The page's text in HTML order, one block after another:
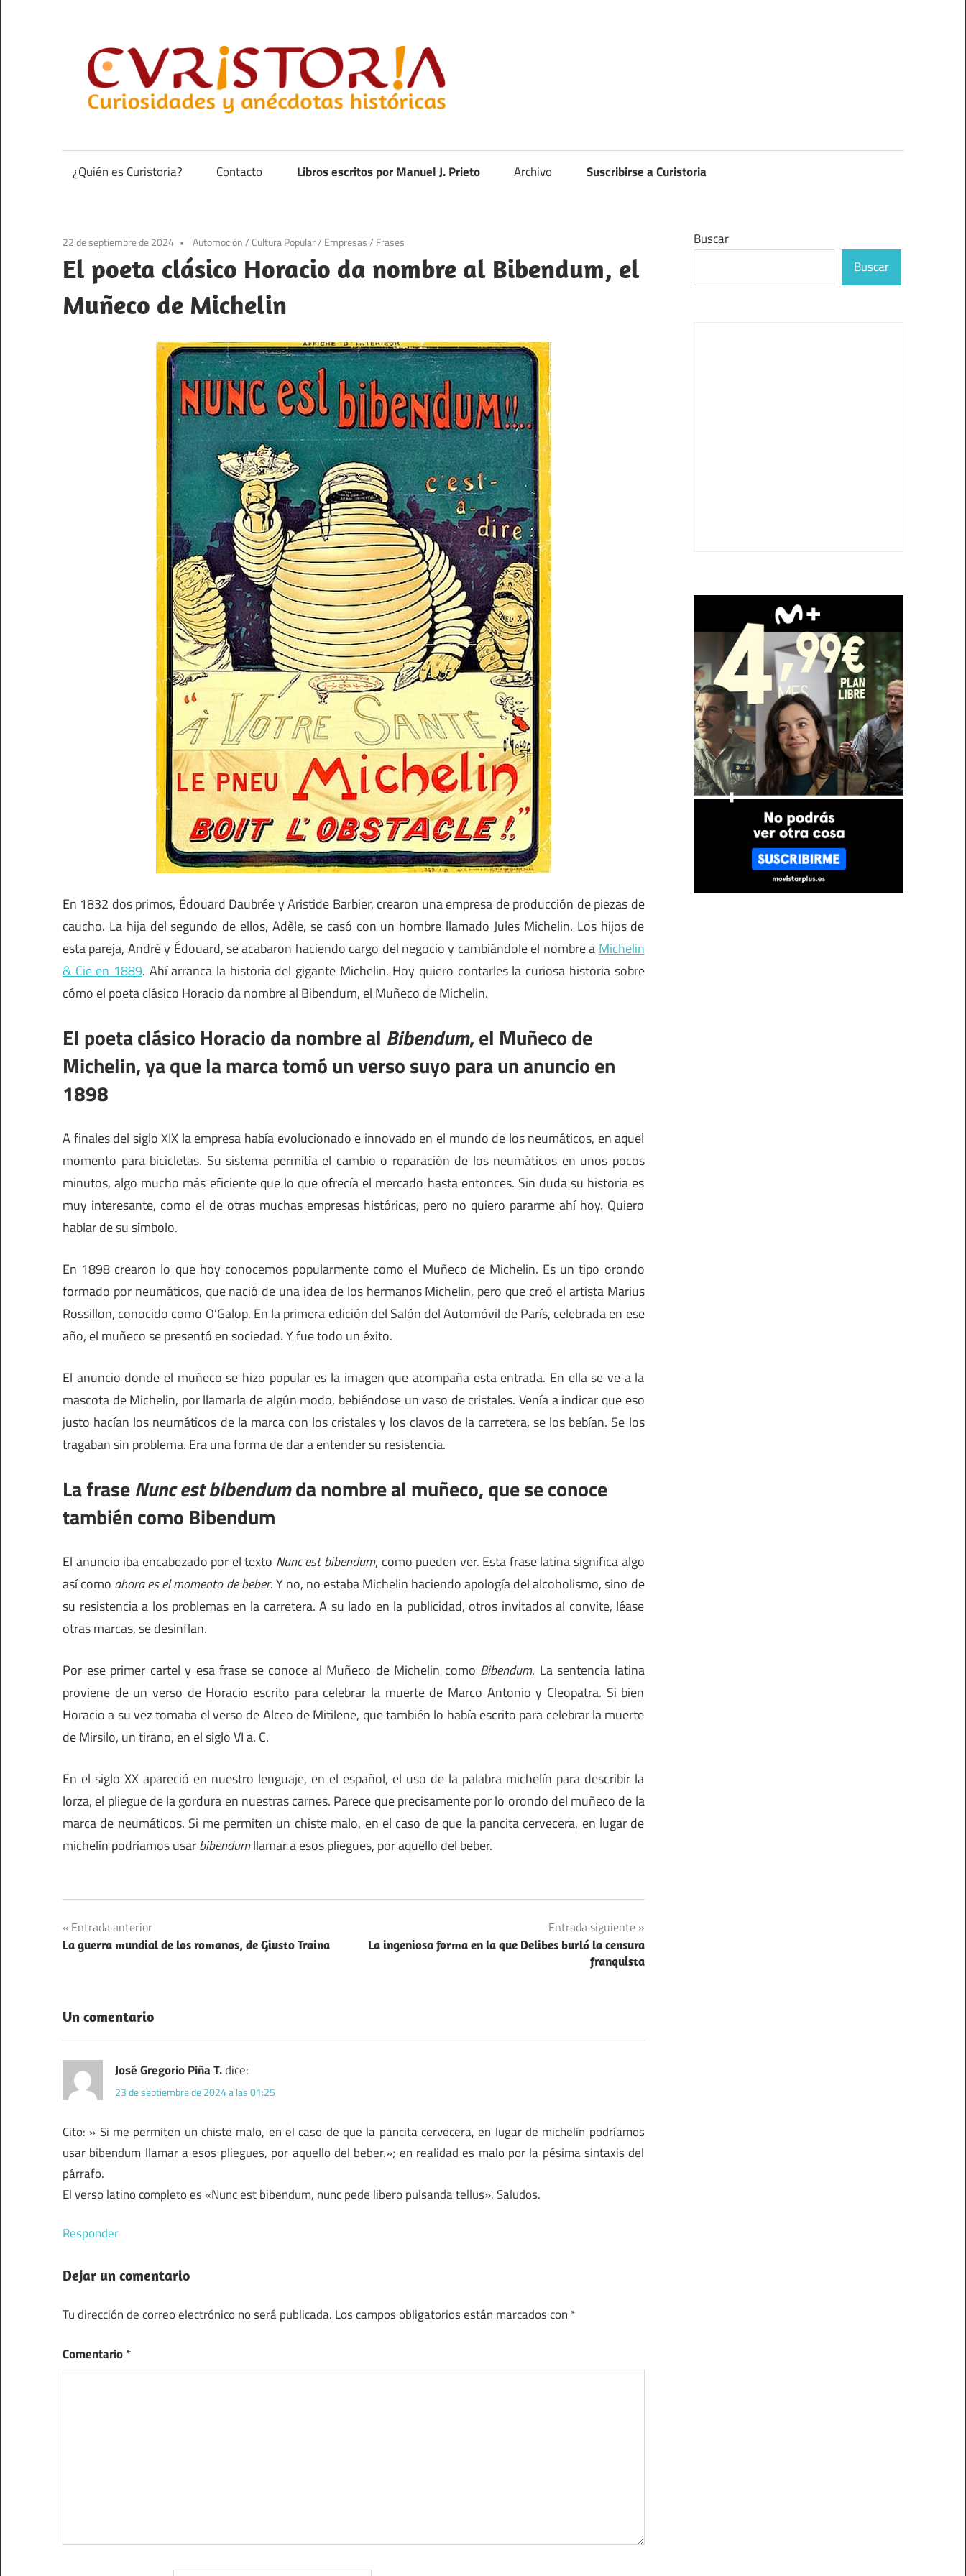
contenido
anécdotas
de
¿Quién es Curistoria? Contacto Libros escritos por Manuel J. Prieto Archivo Suscribirse a Curistoria
22 de septiembre de 2024 Automoción/ Cultura Popular/ Empresas/ Frases
El poeta clásico Horacio da nombre al Bibendum, el
Muñeco de Michelin
En 1832 dos primos, Édouard Daubrée y Aristide Barbier, crearon una empresa de producción de piezas de
caucho. La hija del segundo de ellos, Adèle, se casó con un hombre llamado Jules Michelin. Los hijos de
esta pareja, André y Édouard, se acabaron haciendo cargo del negocio y cambiándole el nombre a Michelin
& Cie en 1889. Ahí arranca la historia del gigante Michelin. Hoy quiero contarles la curiosa historia sobre
cómo el poeta clásico Horacio da nombre al Bibendum, el Muñeco de Michelin.
El poeta clásico Horacio da nombre al Bibendum, el Muñeco de
Michelin, ya que la marca tomó un verso suyo para un anuncio en
1898
A finales del siglo XIX la empresa había evolucionado e innovado en el mundo de los neumáticos, en aquel
momento para bicicletas. Su sistema permitía el cambio o reparación de los neumáticos en unos pocos
minutos, algo mucho más eficiente que lo que ofrecía el mercado hasta entonces. Sin duda su historia es
muy interesante, como el de otras muchas empresas históricas, pero no quiero pararme ahí hoy. Quiero
hablar de su símbolo.
En 1898 crearon lo que hoy conocemos popularmente como el Muñeco de Michelin. Es un tipo orondo
formado por neumáticos, que nació de una idea de los hermanos Michelin, pero que creó el artista Marius
Rossillon, conocido como O’Galop. En la primera edición del Salón del Automóvil de París, celebrada en ese
año, el muñeco se presentó en sociedad. Y fue todo un éxito.
El anuncio donde el muñeco se hizo popular es la imagen que acompaña esta entrada. En ella se ve a la
mascota de Michelin, por llamarla de algún modo, bebiéndose un vaso de cristales. Venía a indicar que eso
justo hacían los neumáticos de la marca con los cristales y los clavos de la carretera, se los bebían. Se los
tragaban sin problema. Era una forma de dar a entender su resistencia.
La fraseNunc est bibendumda nombre al muñeco, que se conoce
también como Bibendum
El anuncio iba encabezado por el texto Nunc est bibendum, como pueden ver. Esta frase latina significa algo
así como ahora es el momento de beber. Y no, no estaba Michelin haciendo apología del alcoholismo, sino de
su resistencia a los problemas en la carretera. A su lado en la publicidad, otros invitados al convite, léase
otras marcas, se desinflan.
Por ese primer cartel y esa frase se conoce al Muñeco de Michelin como Bibendum. La sentencia latina
proviene de un verso de Horacio escrito para celebrar la muerte de Marco Antonio y Cleopatra. Si bien
Horacio a su vez tomaba el verso de Alceo de Mitilene, que también lo había escrito para celebrar la muerte
de Mirsilo, un tirano, en el siglo VI a. C.
En el siglo XX apareció en nuestro lenguaje, en el español, el uso de la palabra michelín para describir la
lorza, el pliegue de la gordura en nuestras carnes. Parece que precisamente por lo orondo del muñeco de la
marca de neumáticos. Si me permiten un chiste malo, en el caso de que la pancita cervecera, en lugar de
michelín podríamos usarbibendumllamar a esos pliegues, por aquello del beber.
cultura
popular
Navegación
de
Entrada anterior
La guerra mundial de los romanos, de Giusto Traina
Entrada siguiente
La ingeniosa forma en la que Delibes burló la censura
franquista
Un comentario
José Gregorio Piña T.dice:
23 de septiembre de 2024 a las 01:25
Cito: » Si me permiten un chiste malo, en el caso de que la pancita cervecera, en lugar de michelín podríamos
usar bibendum llamar a esos pliegues, por aquello del beber.»; en realidad es malo por la pésima sintaxis del
párrafo.
El verso latino completo es «Nunc est bibendum, nunc pede libero pulsanda tellus». Saludos.
Responder
Dejar un comentario
Tu dirección de correo electrónico no será publicada. Los campos obligatorios están marcados con *
Comentario*
Buscar
Buscar